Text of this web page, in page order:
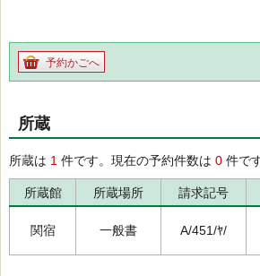
予約かごへ
所蔵
所蔵は 1 件です。現在の予約件数は 0 件で
所蔵館 所蔵場所 請求記号
関宿 一般書 A/451/ﾔ/